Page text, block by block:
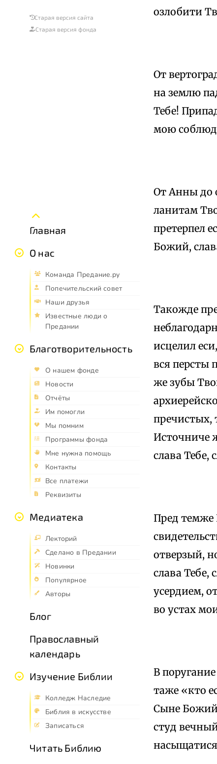
Старая версия сайта
Старая версия фонда
Главная
О нас
Команда Предание.ру
Попечительский совет
Наши друзья
Известные люди о
Предании
Благотворительность
О нашем фонде
Новости
Отчёты
Им помогли
Мы помним
Программы фонда
Мне нужна помощь
Контакты
Все платежи
Реквизиты
Медиатека
Лекторий
Сделано в Предании
Новинки
Популярное
Авторы
Блог
Православный
календарь
Изучение Библии
Колледж Наследие
Библия в искусстве
Записаться
Читать Библию
озлобити
От
на землю
Тебе!
мою
От Анны до
ланитам
претерпел
Божий,
Такожде
исцелил
вся персты
же зубы
пречистых,
Источниче
слава Тебе,
Пред
отверзый,
слава Тебе,
усердием,
во устах
В
таже «кто
Сыне
студ